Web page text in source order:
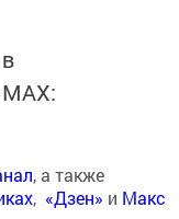
, а также
, «Дзен» и Макс